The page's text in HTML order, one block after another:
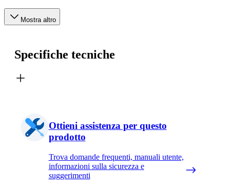
Mostra altro
Specifiche tecniche
Ottieni assistenza per questo
prodotto
Trova domande frequenti, manuali utente,
informazioni sulla sicurezza e
suggerimenti